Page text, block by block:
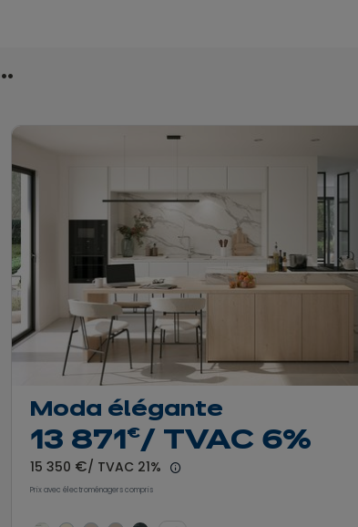
Moda élégante
13 871 €
euros / TVAC 6%
15 350 €euros
/ TVAC 21%
En savoir plus - Afficher le
Prix avec électroménagers compris